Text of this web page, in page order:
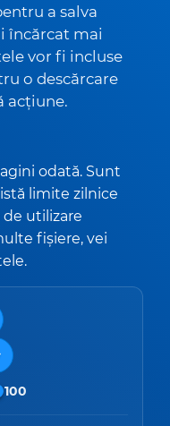
a salva
încărcat mai
vor fi incluse
o descărcare
acțiune.
odată. Sunt
limite zilnice
de utilizare
fișiere, vei
100